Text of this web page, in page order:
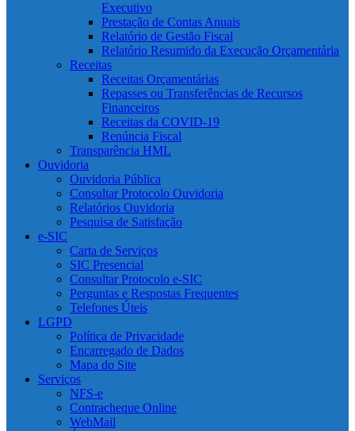
Executivo
Prestação de Contas Anuais
Relatório de Gestão Fiscal
Relatório Resumido da Execução Orçamentária
Receitas
Receitas Orçamentárias
Repasses ou Transferências de Recursos
Financeiros
Receitas da COVID-19
Renúncia Fiscal
Transparência HML
Ouvidoria
Ouvidoria Pública
Consultar Protocolo Ouvidoria
Relatórios Ouvidoria
Pesquisa de Satisfação
e-SIC
Carta de Serviços
SIC Presencial
Consultar Protocolo e-SIC
Perguntas e Respostas Frequentes
Telefones Úteis
LGPD
Política de Privacidade
Encarregado de Dados
Mapa do Site
Serviços
NFS-e
Contracheque Online
WebMail